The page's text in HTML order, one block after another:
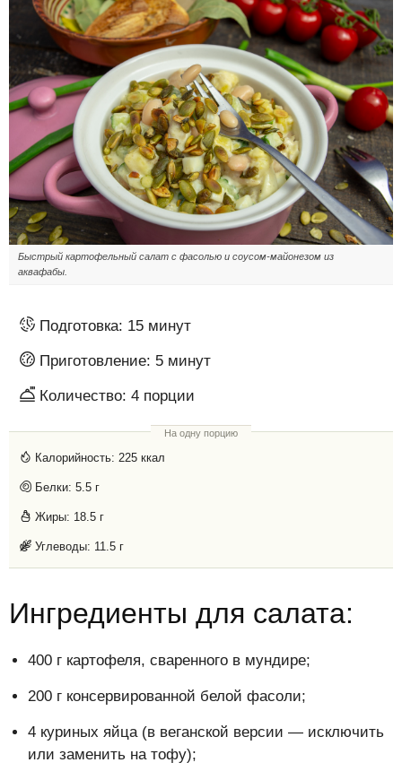
Быстрый картофельный салат с фасолью и соусом-майонезом из
аквафабы.
Подготовка: 15 минут
Приготовление: 5 минут
Количество: 4 порции
На одну порцию
Калорийность: 225 ккал
Белки: 5.5 г
Жиры: 18.5 г
Углеводы: 11.5 г
Ингредиенты для салата:
400 г картофеля, сваренного в мундире;
200 г консервированной белой фасоли;
4 куриных яйца (в веганской версии — исключить
или заменить на тофу);